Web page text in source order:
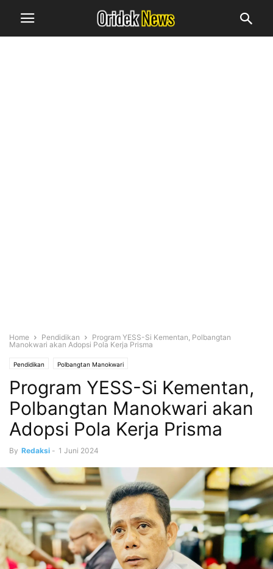
Home Pendidikan
Program YESS-Si Kementan, Polbangtan
Manokwari akan Adopsi Pola Kerja Prisma
Pendidikan Polbangtan Manokwari
Program YESS-Si Kementan,
Polbangtan Manokwari akan
Adopsi Pola Kerja Prisma
By Redaksi - 1 Juni 2024